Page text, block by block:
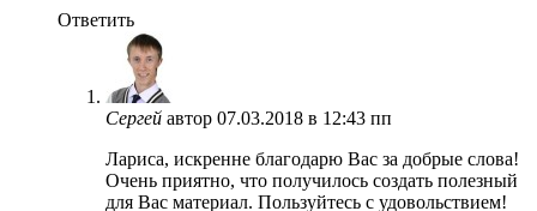
Ответить
Сергей автор 07.03.2018 в 12:43 пп
Лариса, искренне благодарю Вас за добрые слова!
Очень приятно, что получилось создать полезный
для Вас материал. Пользуйтесь с удовольствием!